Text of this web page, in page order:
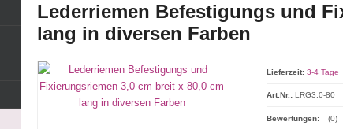
Lederriemen Befestigungs und
lang in diversen Farben
Lieferzeit: 3-4 Tage
Art.Nr.: LRG3.0-80
Bewertungen: (0)